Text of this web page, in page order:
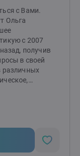
с Вами.
Ольга
с 2007
получив
в своей
различных
новые
обучение,
Весь
базу знаний
я